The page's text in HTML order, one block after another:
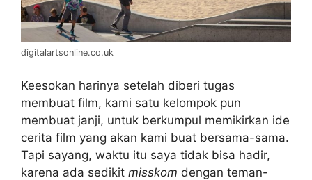
digitalartsonline.co.uk
Keesokan harinya setelah diberi tugas
membuat film, kami satu kelompok pun
membuat janji, untuk berkumpul memikirkan ide
cerita film yang akan kami buat bersama-sama.
Tapi sayang, waktu itu saya tidak bisa hadir,
karena ada sedikit misskom dengan teman-